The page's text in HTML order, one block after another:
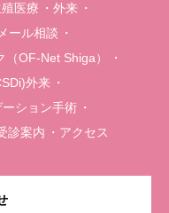
医療
外来
ール相談
OF-Net Shiga）
外来
ション手術
診案内 アクセス